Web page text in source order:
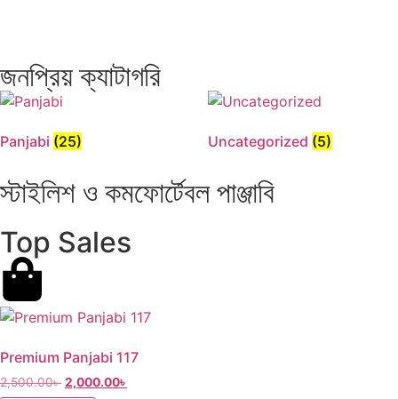
জনপ্রিয় ক্যাটাগরি
Panjabi (25) Uncategorized (5)
স্টাইলিশ ও কমফোর্টেবল পাঞ্জাবি
Top Sales
Premium Panjabi 117
2,500.00৳ 2,000.00৳